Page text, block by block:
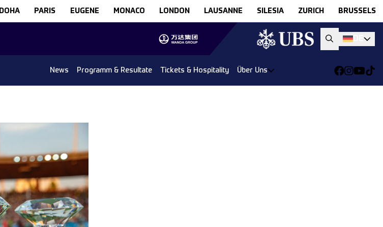
DOHA PARIS EUGENE MONACO LONDON LAUSANNE SILESIA ZURICH BRUSSELS
News Programm & Resultate Tickets & Hospitality Über Uns